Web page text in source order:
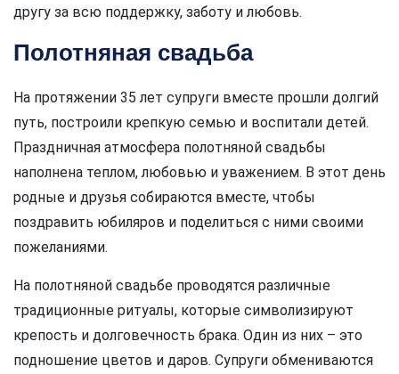
другу за всю поддержку, заботу и любовь.
Полотняная свадьба
На протяжении 35 лет супруги вместе прошли долгий
путь, построили крепкую семью и воспитали детей.
Праздничная атмосфера полотняной свадьбы
наполнена теплом, любовью и уважением. В этот день
родные и друзья собираются вместе, чтобы
поздравить юбиляров и поделиться с ними своими
пожеланиями.
На полотняной свадьбе проводятся различные
традиционные ритуалы, которые символизируют
крепость и долговечность брака. Один из них – это
подношение цветов и даров. Супруги обмениваются